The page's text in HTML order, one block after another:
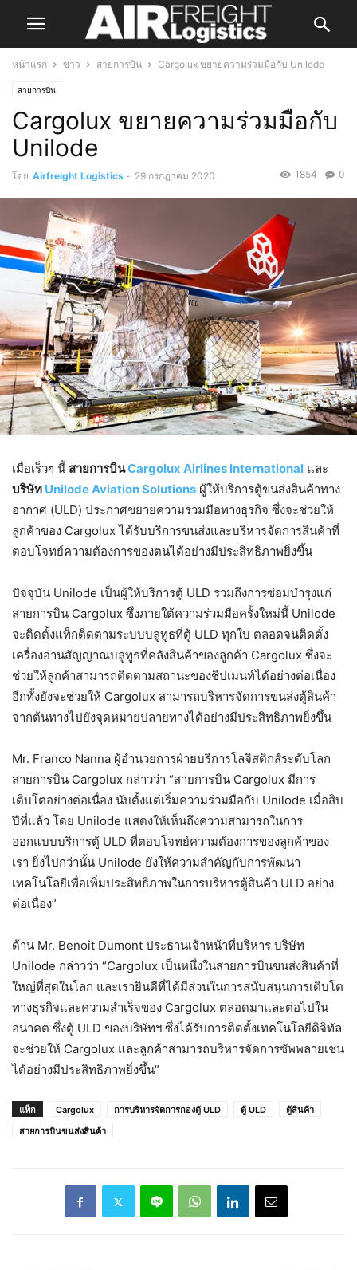
หน้าแรก ข่าว สายการบิน Cargolux ขยายความร่วมมือกับ Unilode
สายการบิน
Cargolux ขยายความร่วมมือกับ
Unilode
โดย Airfreight Logistics - 29 กรกฎาคม 2020 0
1854
เมื่อเร็วๆ นี้ สายการบินCargolux Airlines International และ
บริษัท Unilode Aviation Solutions ผู้ให้บริการตู้ขนส่งสินค้าทาง
อากาศ (ULD) ประกาศขยายความร่วมมือทางธุรกิจ ซึ่งจะช่วยให้
ลูกค้าของ Cargolux ได้รับบริการขนส่งและบริหารจัดการสินค้าที่
ตอบโจทย์ความต้องการของตนได้อย่างมีประสิทธิภาพยิ่งขึ้น
ปัจจุบัน Unilode เป็นผู้ให้บริการตู้ ULD รวมถึงการซ่อมบำรุงแก่
สายการบิน Cargolux ซึ่งภายใต้ความร่วมมือครั้งใหม่นี้ Unilode
จะติดตั้งแท็กติดตามระบบบลูทูธที่ตู้ ULD ทุกใบ ตลอดจนติดตั้ง
เครื่องอ่านสัญญาณบลูทูธที่คลังสินค้าของลูกค้า Cargolux ซึ่งจะ
ช่วยให้ลูกค้าสามารถติดตามสถานะของชิปเมนท์ได้อย่างต่อเนื่อง
อีกทั้งยังจะช่วยให้ Cargolux สามารถบริหารจัดการขนส่งตู้สินค้า
จากต้นทางไปยังจุดหมายปลายทางได้อย่างมีประสิทธิภาพยิ่งขึ้น
Mr. Franco Nanna ผู้อำนวยการฝ่ายบริการโลจิสติกส์ระดับโลก
สายการบิน Cargolux กล่าวว่า “สายการบิน Cargolux มีการ
เติบโตอย่างต่อเนื่อง นับตั้งแต่เริ่มความร่วมมือกับ Unilode เมื่อสิบ
ปีที่แล้ว โดย Unilode แสดงให้เห็นถึงความสามารถในการ
ออกแบบบริการตู้ ULD ที่ตอบโจทย์ความต้องการของลูกค้าของ
เรา ยิ่งไปกว่านั้น Unilode ยังให้ความสำคัญกับการพัฒนา
เทคโนโลยีเพื่อเพิ่มประสิทธิภาพในการบริหารตู้สินค้า ULD อย่าง
ต่อเนื่อง”
ด้าน Mr. Benoît Dumont ประธานเจ้าหน้าที่บริหาร บริษัท
Unilode กล่าวว่า “Cargolux เป็นหนึ่งในสายการบินขนส่งสินค้าที่
ใหญ่ที่สุดในโลก และเรายินดีที่ได้มีส่วนในการสนับสนุนการเติบโต
ทางธุรกิจและความสำเร็จของ Cargolux ตลอดมาและต่อไปใน
อนาคต ซึ่งตู้ ULD ของบริษัทฯ ซึ่งได้รับการติดตั้งเทคโนโลยีดิจิทัล
จะช่วยให้ Cargolux และลูกค้าสามารถบริหารจัดการซัพพลายเชน
ได้อย่างมีประสิทธิภาพยิ่งขึ้น”
แท็ก Cargolux การบริหารจัดการกองตู้ ULD ตู้ ULD
ตู้สินค้า
สายการบินขนส่งสินค้า